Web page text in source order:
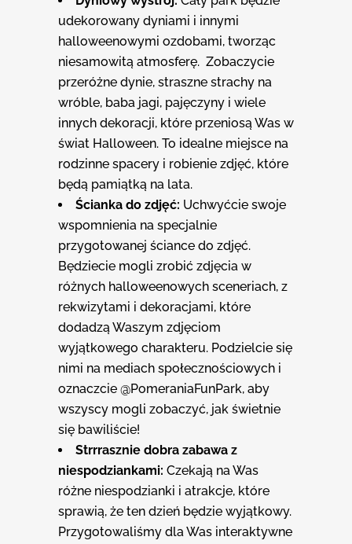
udekorowany dyniami i innymi
halloweenowymi ozdobami, tworząc
niesamowitą atmosferę. Zobaczycie
przeróżne dynie, straszne strachy na
wróble, baba jagi, pajęczyny i wiele
innych dekoracji, które przeniosą Was w
świat Halloween. To idealne miejsce na
rodzinne spacery i robienie zdjęć, które
będą pamiątką na lata.
Ścianka do zdjęć: Uchwyćcie swoje
wspomnienia na specjalnie
przygotowanej ściance do zdjęć.
Będziecie mogli zrobić zdjęcia w
różnych halloweenowych sceneriach, z
rekwizytami i dekoracjami, które
dodadzą Waszym zdjęciom
wyjątkowego charakteru. Podzielcie się
nimi na mediach społecznościowych i
oznaczcie @PomeraniaFunPark, aby
wszyscy mogli zobaczyć, jak świetnie
się bawiliście!
Strrrasznie dobra zabawa z
niespodziankami: Czekają na Was
różne niespodzianki i atrakcje, które
sprawią, że ten dzień będzie wyjątkowy.
Przygotowaliśmy dla Was interaktywne